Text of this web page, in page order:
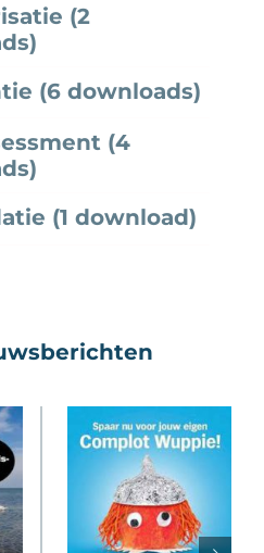
(2
(6 downloads)
(4
(1 download)